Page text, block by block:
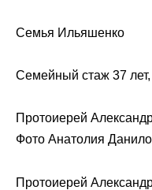
Семья Ильяшенко
Семейный стаж 37 лет,
Протоиерей
Фото Анатолия
Протоиерей